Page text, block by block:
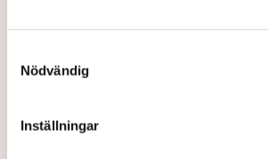
Nödvändig
Inställningar